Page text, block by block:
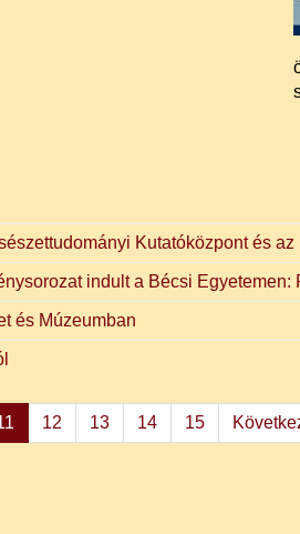
Kutatóközpont és
indult a Bécsi Egyetemen:
és Múzeumban
12 13 14 15